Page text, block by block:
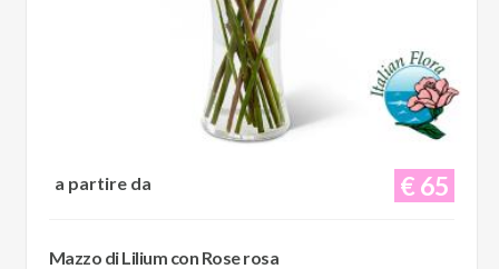
€ 65
a partire da
Mazzo di Lilium con Rose rosa